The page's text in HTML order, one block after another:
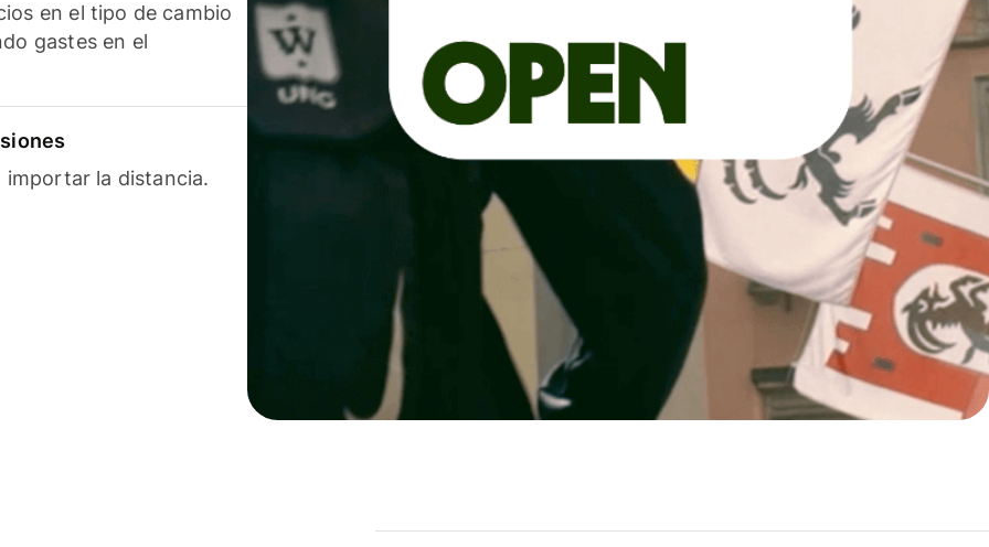
en el tipo de cambio
gastes en el
importar la distancia.